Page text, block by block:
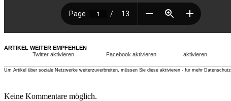
ARTIKEL WEITER EMPFEHLEN
Twitter aktivieren
Facebook aktivieren aktivieren
Um Artikel über soziale Netzwerke weiterzuverbreiten, müssen Sie diese aktivieren - für mehr Datenschutz.
Keine Kommentare möglich.